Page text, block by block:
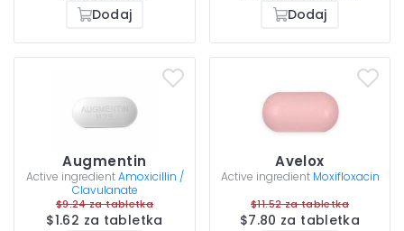
Dodaj
Dodaj
Augmentin
Active ingredient Amoxicillin /
Clavulanate
$9.24 za tabletka
$1.62 za tabletka
Avelox
Active ingredient Moxifloxacin
$11.52 za tabletka
$7.80 za tabletka